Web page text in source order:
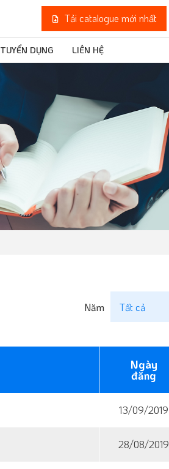
Tải catalogue mới nhất
TUYỂN DỤNG LIÊN HỆ
Năm
Ngày
đăng
13/09/2019
28/08/2019